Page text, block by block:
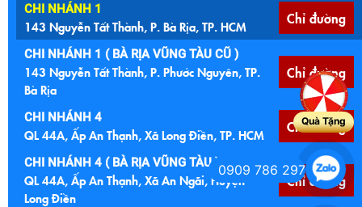
CHI NHÁNH 1
143 Nguyễn Tất Thành, P. Bà Rịa, TP. HCM Chỉ đường
CHI NHÁNH 1 ( BÀ RỊA VŨNG TÀU CŨ )
143 Nguyễn Tất Thành, P. Phước Nguyên, TP.
Bà Rịa
Chỉ đường
CHI NHÁNH 4
QL 44A, Ấp An Thạnh, Xã Long Điền, TP. HCM Chỉ đường
CHI NHÁNH 4 ( BÀ RỊA VŨNG TÀU )
QL 44A, Ấp An Thạnh, Xã An Ngãi, Huyện
Long Điền
Chỉ đường
Quà Tặng
0909 786 297